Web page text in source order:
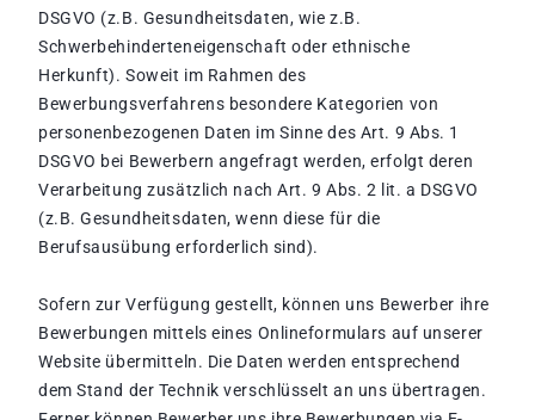
DSGVO (z.B. Gesundheitsdaten, wie z.B.
Schwerbehinderteneigenschaft oder ethnische
Herkunft). Soweit im Rahmen des
Bewerbungsverfahrens besondere Kategorien von
personenbezogenen Daten im Sinne des Art. 9 Abs. 1
DSGVO bei Bewerbern angefragt werden, erfolgt deren
Verarbeitung zusätzlich nach Art. 9 Abs. 2 lit. a DSGVO
(z.B. Gesundheitsdaten, wenn diese für die
Berufsausübung erforderlich sind).
Sofern zur Verfügung gestellt, können uns Bewerber ihre
Bewerbungen mittels eines Onlineformulars auf unserer
Website übermitteln. Die Daten werden entsprechend
dem Stand der Technik verschlüsselt an uns übertragen.